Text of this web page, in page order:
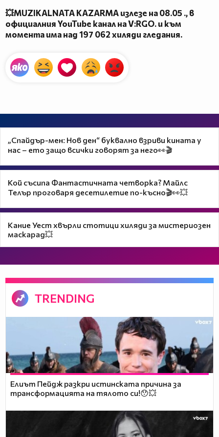
💥MUZIKALNATA KAZARMA излезе на 08.05 ., в
официалния YouTube канал на V:RGO. и към
момента има над 197 062 хиляди гледания.
„Спайдър-мен: Нов ден“ буквално взриви кината у
нас – ето защо всички говорят за него👀🎬
Кой съсипа Фантастичната четворка? Майлс
Телър проговаря десетилетие по-късно🎬👀💥
Кание Уест хвърли стотици хиляди за мистериозен
маскарад💥
TRENDING
Елиът Пейдж разкри истинската причина за
трансформацията на тялото си!😯💥